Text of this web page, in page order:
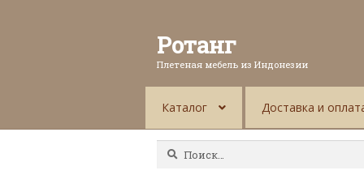
Ротанг
Плетеная мебель из Индонезии
Каталог Доставка и
Найти: